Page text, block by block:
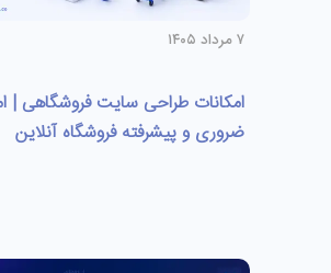
۷ مرداد ۱۴۰۵
امکانات طراحی سایت فروشگاهی |
ضروری و پیشرفته فروشگاه آنلاین